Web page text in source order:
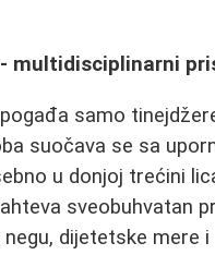
multidisciplinarni
samo
suočava se sa
u donjoj trećini
sveobuhvatan
dijetetske mere i